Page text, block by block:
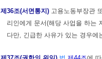
제36조(서면통지) 고용노동부장관
리인에게 문서(해당 사업을 하는
다만, 긴급한 사유가 있는 경우에